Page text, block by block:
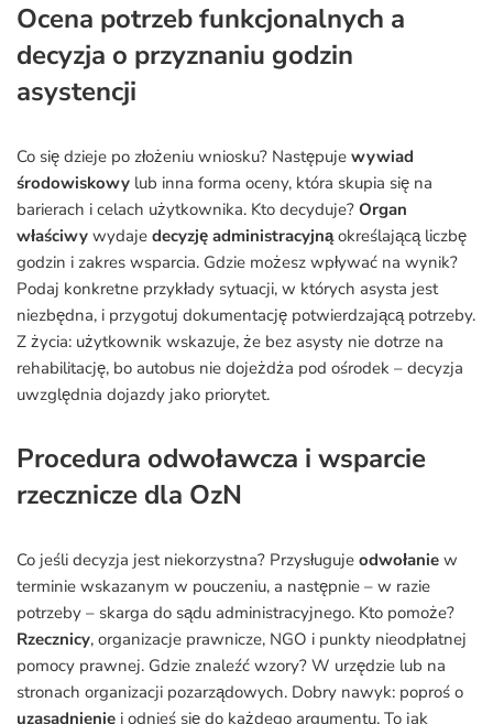
Ocena potrzeb funkcjonalnych a
decyzja o przyznaniu godzin
asystencji
Co się dzieje po złożeniu wniosku? Następuje wywiad
środowiskowy lub inna forma oceny, która skupia się na
barierach i celach użytkownika. Kto decyduje? Organ
właściwy wydaje decyzję administracyjnąokreślającą liczbę
godzin i zakres wsparcia. Gdzie możesz wpływać na wynik?
Podaj konkretne przykłady sytuacji, w których asysta jest
niezbędna, i przygotuj dokumentację potwierdzającą potrzeby.
Z życia: użytkownik wskazuje, że bez asysty nie dotrze na
rehabilitację, bo autobus nie dojeżdża pod ośrodek – decyzja
uwzględnia dojazdy jako priorytet.
Procedura odwoławcza i wsparcie
rzecznicze dla OzN
Co jeśli decyzja jest niekorzystna? Przysługuje odwołanie w
terminie wskazanym w pouczeniu, a następnie – w razie
potrzeby – skarga do sądu administracyjnego. Kto pomoże?
Rzecznicy, organizacje prawnicze, NGO i punkty nieodpłatnej
pomocy prawnej. Gdzie znaleźć wzory? W urzędzie lub na
stronach organizacji pozarządowych. Dobry nawyk: poproś o
uzasadnienie i odnieś się do każdego argumentu. To jak